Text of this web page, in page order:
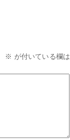
※ が付いている欄は